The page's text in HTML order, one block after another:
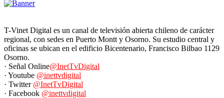
T-Vinet Digital es un canal de televisión abierta chileno de carácter
regional, con sedes en Puerto Montt y Osorno. Su estudio central y
oficinas se ubican en el edificio Bicentenario, Francisco Bilbao 1129
Osorno.
· Señal Online@InetTvDigital
· Youtube @inettvdigital
· Twitter @InetTvDigital
· Facebook @inettvdigital